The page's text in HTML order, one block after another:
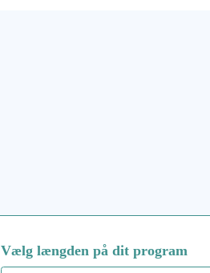
Vælg længden på dit program